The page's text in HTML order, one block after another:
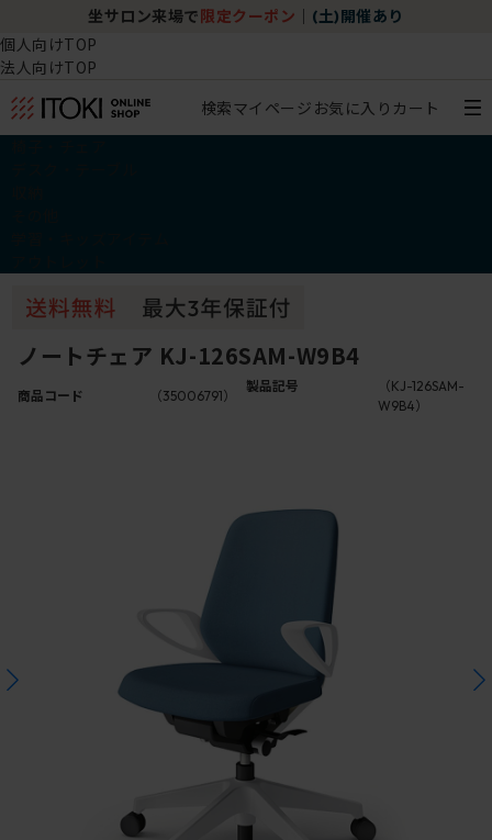
坐サロン来場で 限定クーポン (土)開催あり
個人向けTOP
法人向けTOP
検索マイページ お気に入り カート
ノートチェア KJ-126SAM-W9B4
商品コード （35006791）
製品記号
（KJ-126SAM-
W9B4）